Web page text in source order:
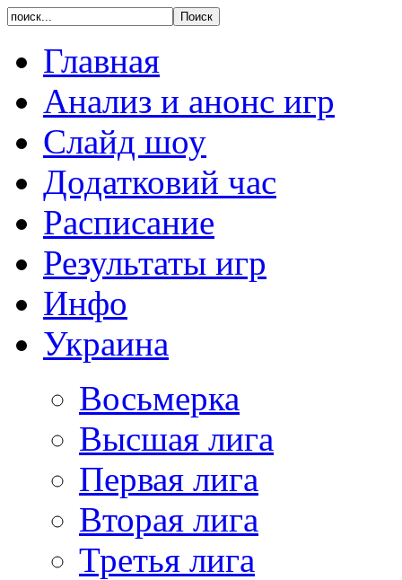
Главная
Анализ и анонс игр
Слайд шоу
Додатковий час
Расписание
Результаты игр
Инфо
Украина
Восьмерка
Высшая лига
Первая лига
Вторая лига
Третья лига